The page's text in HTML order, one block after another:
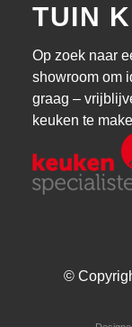
TUIN
Op zoek naar
showroom om
graag –
keuken te
©